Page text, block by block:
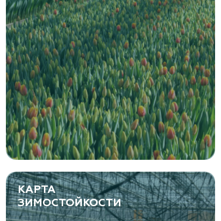
Zaxriddin Flower Plantation, питомник
Ташкентская область, Зангиатинский р-н, ул.
Канимаева, д. 9
«ЁЛЫ-ПАЛЫ», питомник декоративных
растений
Самарская область, с. Подстепки, ул.
Фермерская 14 А
(8482) 650 010
www.yoly-paly.ru
«ВЕНЕВ» питомник растений
КАРТА
ЗИМОСТОЙКОСТИ